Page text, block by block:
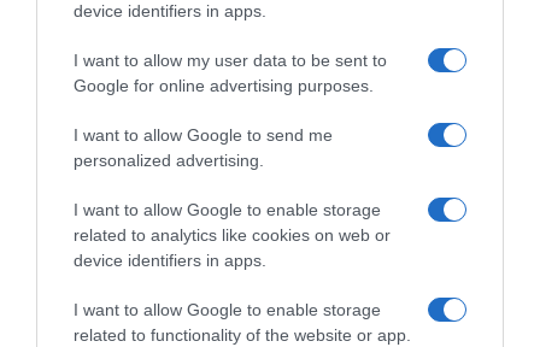
device identifiers in apps.
I want to allow my user data to be sent to
Google for online advertising purposes.
I want to allow Google to send me
personalized advertising.
I want to allow Google to enable storage
related to analytics like cookies on web or
device identifiers in apps.
I want to allow Google to enable storage
related to functionality of the website or app.